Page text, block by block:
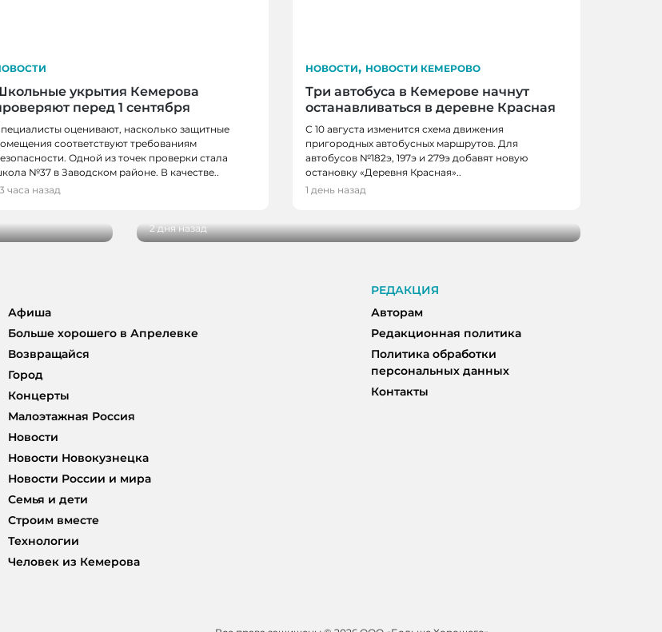
укрытия Кемерова
перед 1 сентября
оценивают, насколько защитные
соответствуют требованиям
Одной из точек проверки стала
№37 в Заводском районе. В качестве..
часа назад
НОВОСТИ, НОВОСТИ КЕМЕРОВО
Три автобуса в Кемерове начнут
останавливаться в деревне Красная
С 10 августа изменится схема движения
пригородных автобусных маршрутов. Для
автобусов №182э, 197э и 279э добавят новую
остановку «Деревня Красная»..
1 день назад
и
НОВОСТИ, НОВОСТИ КЕМЕРОВО
В Кемерове более 280 школьников получили помощь перед
2 дня назад
Афиша
Больше хорошего в Апрелевке
Возвращайся
Город
Концерты
Малоэтажная Россия
Новости
Новости Новокузнецка
Новости России и мира
Семья и дети
Строим вместе
Технологии
Человек из Кемерова
РЕДАКЦИЯ
Авторам
Редакционная политика
Политика обработки
персональных данных
Контакты